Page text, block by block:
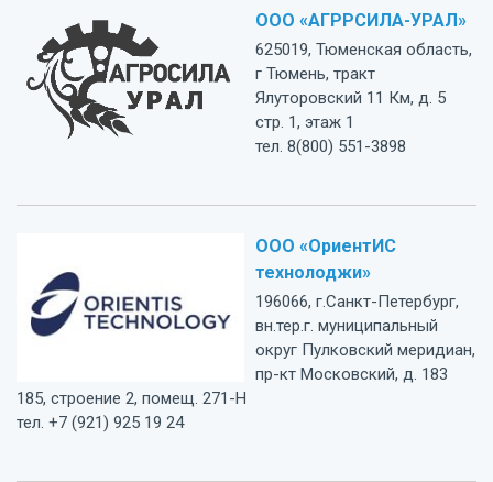
ООО «АГРРСИЛА-УРАЛ»
625019, Тюменская область,
г Тюмень, тракт
Ялуторовский 11 Км, д. 5
стр. 1, этаж 1
тел. 8(800) 551-3898
ООО «ОриентИС
технолоджи»
196066, г.Санкт-Петербург,
вн.тер.г. муниципальный
округ Пулковский меридиан,
пр-кт Московский, д. 183
185, строение 2, помещ. 271-Н
тел. +7 (921) 925 19 24